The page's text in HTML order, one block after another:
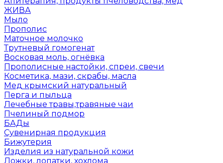
ЖИВА
Мыло
Прополис
Маточное молочко
Трутневый гомогенат
Восковая моль, огнёвка
Прополисные настойки, спреи, свечи
Косметика, мази, скрабы, масла
Мед крымский натуральный
Перга и пыльца
Лечебные травы,травяные чаи
Пчелиный подмор
БАДы
Сувенирная продукция
Бижутерия
Изделия из натуральной кожи
Ложки, лопатки, хохлома